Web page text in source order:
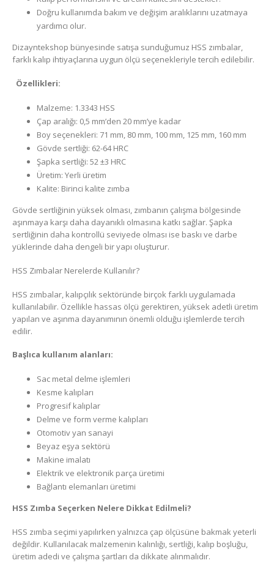
Doğru kullanımda bakım ve değişim aralıklarını uzatmaya
yardımcı olur.
Dizayntekshop bünyesinde satışa sunduğumuz HSS zımbalar,
farklı kalıp ihtiyaçlarına uygun ölçü seçenekleriyle tercih edilebilir.
Özellikleri:
Malzeme: 1.3343 HSS
Çap aralığı: 0,5 mm’den 20 mm’ye kadar
Boy seçenekleri: 71 mm, 80 mm, 100 mm, 125 mm, 160 mm
Gövde sertliği: 62-64 HRC
Şapka sertliği: 52 ±3 HRC
Üretim: Yerli üretim
Kalite: Birinci kalite zımba
Gövde sertliğinin yüksek olması, zımbanın çalışma bölgesinde
aşınmaya karşı daha dayanıklı olmasına katkı sağlar. Şapka
sertliğinin daha kontrollü seviyede olması ise baskı ve darbe
yüklerinde daha dengeli bir yapı oluşturur.
HSS Zımbalar Nerelerde Kullanılır?
HSS zımbalar, kalıpçılık sektöründe birçok farklı uygulamada
kullanılabilir. Özellikle hassas ölçü gerektiren, yüksek adetli üretim
yapılan ve aşınma dayanımının önemli olduğu işlemlerde tercih
edilir.
Başlıca kullanım alanları:
Sac metal delme işlemleri
Kesme kalıpları
Progresif kalıplar
Delme ve form verme kalıpları
Otomotiv yan sanayi
Beyaz eşya sektörü
Makine imalatı
Elektrik ve elektronik parça üretimi
Bağlantı elemanları üretimi
HSS Zımba Seçerken Nelere Dikkat Edilmeli?
HSS zımba seçimi yapılırken yalnızca çap ölçüsüne bakmak yeterli
değildir. Kullanılacak malzemenin kalınlığı, sertliği, kalıp boşluğu,
üretim adedi ve çalışma şartları da dikkate alınmalıdır.